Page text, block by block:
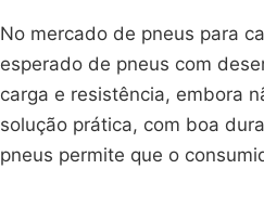
No mercado de pneus para
esperado de pneus com
carga e resistência, embora
solução prática, com boa
pneus permite que o